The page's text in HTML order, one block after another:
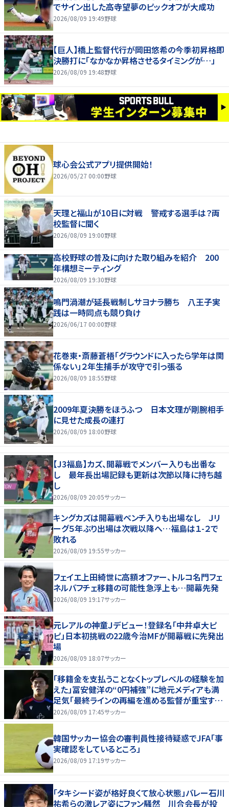
でサイン出した高寺望夢のピックオフが大成功
2026/08/09 19:49野球
【巨人】橋上監督代行が岡田悠希の今季初昇格即
決勝打に「なかなか昇格させるタイミングが…」
2026/08/09 19:48野球
球心会公式アプリ提供開始！
2026/05/27 00:00野球
天理と福山が10日に対戦 警戒する選手は？両
校監督に聞く
2026/08/09 19:00野球
高校野球の普及に向けた取り組みを紹介 200
年構想ミーティング
2026/08/09 19:30野球
鳴門渦潮が延長戦制しサヨナラ勝ち 八王子実
践は一時同点も競り負け
2026/06/17 00:00野球
花巻東・斎藤蒼梧「グラウンドに入ったら学年は関
係ない」２年生捕手が攻守で引っ張る
2026/08/09 18:55野球
2009年夏決勝をほうふつ 日本文理が剛腕相手
に見せた成長の連打
2026/08/09 18:00野球
【J3福島】カズ、開幕戦でメンバー入りも出番な
し 最年長出場記録も更新は次節以降に持ち越
し
2026/08/09 20:05サッカー
キングカズは開幕戦ベンチ入りも出場なし Ｊリ
ーグ５年ぶり出場は次戦以降へ…福島は１-２で
敗れる
2026/08/09 19:55サッカー
フェイエ上田綺世に高額オファー、トルコ名門フェ
ネルバフチェ移籍の可能性急浮上も…開幕先発
2026/08/09 19:17サッカー
元レアルの神童Ｊデビュー！登録名「中井卓大ピ
ピ」日本初挑戦の22歳今治MFが開幕戦に先発出
場
2026/08/09 18:07サッカー
「移籍金を支払うことなくトップレベルの経験を加
えた」冨安健洋の“0円補強”に地元メディアも満
足気「最終ラインの再編を進める監督が重宝する
柔軟性を備えている」
2026/08/09 17:45サッカー
韓国サッカー協会の審判員性接待疑惑でJFA「事
実確認をしているところ」
2026/08/09 17:19サッカー
「タキシード姿が格好良くて放心状態」バレー石川
祐希らの激レア姿にファン騒然 川合会長が投